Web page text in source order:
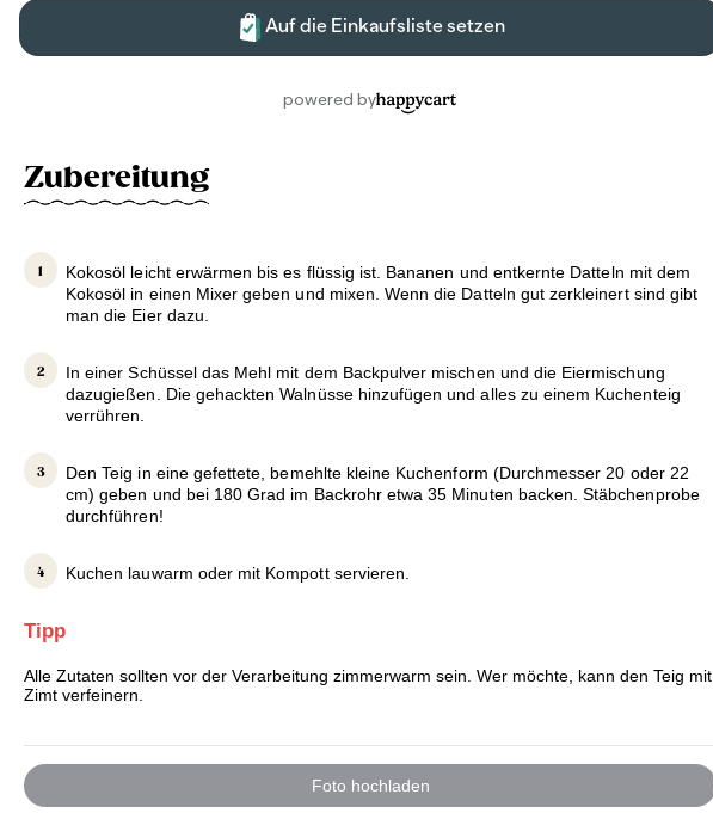
Zubereitung
Kokosöl leicht erwärmen bis es flüssig ist. Bananen und entkernte Datteln mit dem
Kokosöl in einen Mixer geben und mixen. Wenn die Datteln gut zerkleinert sind gibt
man die Eier dazu.
In einer Schüssel das Mehl mit dem Backpulver mischen und die Eiermischung
dazugießen. Die gehackten Walnüsse hinzufügen und alles zu einem Kuchenteig
verrühren.
Den Teig in eine gefettete, bemehlte kleine Kuchenform (Durchmesser 20 oder 22
cm) geben und bei 180 Grad im Backrohr etwa 35 Minuten backen. Stäbchenprobe
durchführen!
Kuchen lauwarm oder mit Kompott servieren.
Tipp
Alle Zutaten sollten vor der Verarbeitung zimmerwarm sein. Wer möchte, kann den Teig mit
Zimt verfeinern.
Foto hochladen